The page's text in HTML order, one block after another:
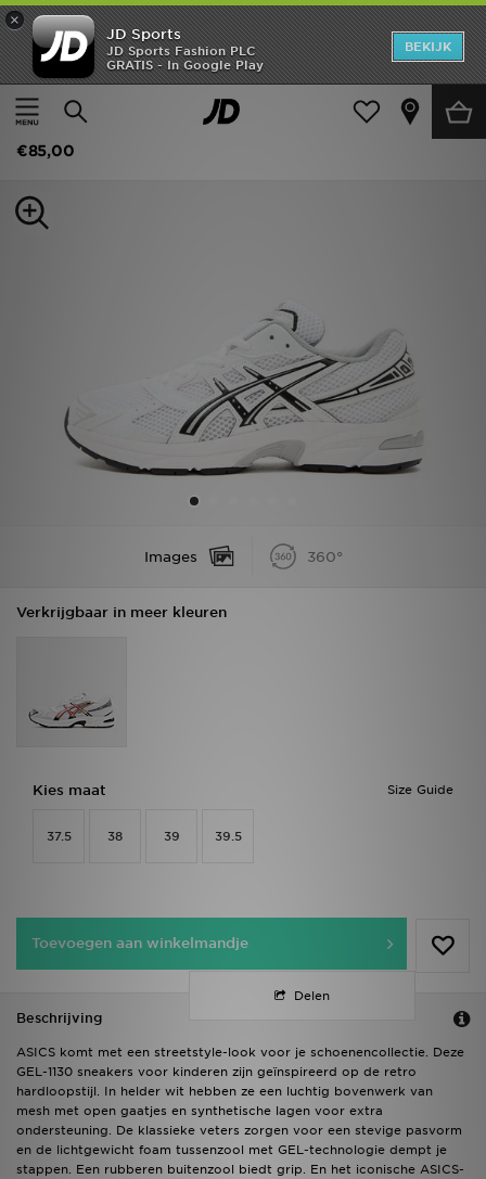
×
JD Sports
JD Sports Fashion PLC
GRATIS - In Google Play
BEKIJK
Thuis
Kids
ASICS GEL-1130 Junior
€85,00
Images 360°
Verkrijgbaar in meer kleuren
Size Guide
Kies maat
37.5 38 39 39.5
Toevoegen aan winkelmandje
Delen
Beschrijving
ASICS komt met een streetstyle-look voor je schoenencollectie. Deze
GEL-1130 sneakers voor kinderen zijn geïnspireerd op de retro
hardloopstijl. In helder wit hebben ze een luchtig bovenwerk van
mesh met open gaatjes en synthetische lagen voor extra
ondersteuning. De klassieke veters zorgen voor een stevige pasvorm
en de lichtgewicht foam tussenzool met GEL-technologie dempt je
stappen. Een rubberen buitenzool biedt grip. En het iconische ASICS-
New In
Heren
Collecties
OFFERS
Vacatures